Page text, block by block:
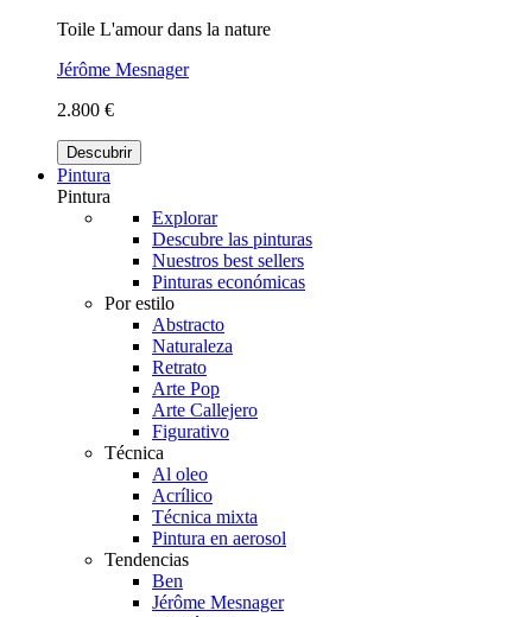
Toile L'amour dans la nature
Jérôme Mesnager
2.800 €
Descubrir
Pintura
Pintura
Explorar
Descubre las pinturas
Nuestros best sellers
Pinturas económicas
Por estilo
Abstracto
Naturaleza
Retrato
Arte Pop
Arte Callejero
Figurativo
Técnica
Al oleo
Acrílico
Técnica mixta
Pintura en aerosol
Tendencias
Ben
Jérôme Mesnager